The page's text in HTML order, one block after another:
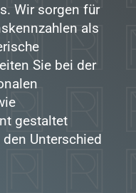
Wir sorgen für
als
Sie bei der
gestaltet
Unterschied